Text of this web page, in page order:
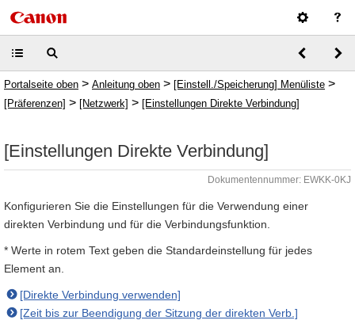
Portalseite oben > Anleitung oben > [Einstell./Speicherung] Menüliste >
[Präferenzen] > [Netzwerk] > [Einstellungen Direkte Verbindung]
[Einstellungen Direkte Verbindung]
Dokumentennummer: EWKK-0KJ
Konfigurieren Sie die Einstellungen für die Verwendung einer
direkten Verbindung und für die Verbindungsfunktion.
* Werte in rotem Text geben die Standardeinstellung für jedes
Element an.
[Direkte Verbindung verwenden]
[Zeit bis zur Beendigung der Sitzung der direkten Verb.]